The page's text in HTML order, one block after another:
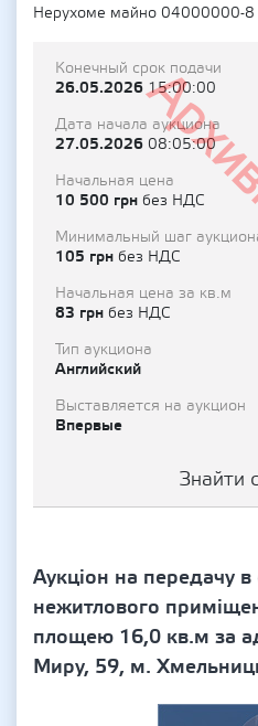
Нерухоме майно 04000000-8
Конечный срок подачи
26.05.202615:00:00
Дата начала аукциона
27.05.2026 08:05:00
Начальная цена
10 500 грн без НДС
Минимальный шаг
105 грн без НДС
Начальная цена за кв.м
83 грн без НДС
Тип аукциона
Английский
Выставляется на аукцион
Впервые
Знайти
Аукціон на передачу
нежитлового
площею 16,0 кв.м за
Миру, 59, м.